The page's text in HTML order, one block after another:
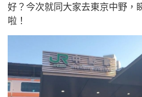
好？今次就同大家去東京中野，
啦！